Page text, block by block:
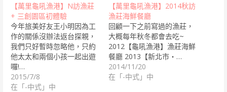
【萬里龜吼漁港】N訪漁莊
+ 三創園區初體驗
今年旅美好友王小明因為工
作的關係沒辦法返台探親，
我們只好暫時忽略他，只約
他太太和兩個小孩一起出遊
囉!…
2015/7/8
在「-中式」中
【萬里龜吼漁港】2014秋訪
漁莊海鮮餐廳
回顧一下之前寫過的漁莊，
大概每年秋冬都會去吃~
2012【龜吼漁港】漁莊海鮮
餐廳 2013【新北市‧…
2014/11/20
在「-中式」中